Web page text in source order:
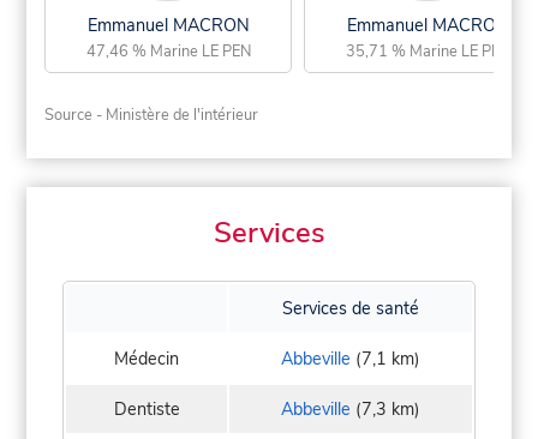
Emmanuel MACRON
47,46 % Marine LE PEN
Emmanuel MACRON
35,71 % Marine LE PEN
Source - Ministère de l'intérieur
Services
Services de santé
Médecin Abbeville (7,1 km)
Dentiste Abbeville (7,3 km)